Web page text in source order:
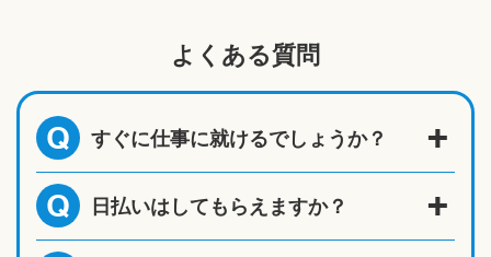
よくある質問
Q すぐに仕事に就けるでしょうか？
Q 日払いはしてもらえますか？